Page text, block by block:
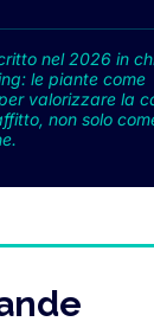
nel 2026 in
le piante come
valorizzare la
non solo